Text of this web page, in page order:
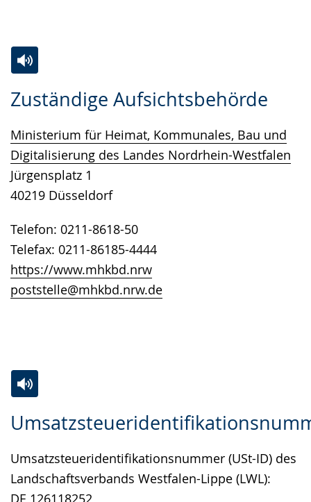
Zuständige Aufsichtsbehörde
Ministerium für Heimat, Kommunales, Bau und
Digitalisierung des Landes Nordrhein-Westfalen
Jürgensplatz 1
40219 Düsseldorf
Telefon: 0211-8618-50
Telefax: 0211-86185-4444
https://www.mhkbd.nrw
poststelle@mhkbd.nrw.de
Leichten
wechseln.
Audio-
Video
Deutscher
Gebärdensprache
wird
angezeigt.
Umsatzsteueridentifikationsnummer (USt-ID) des
Landschaftsverbands Westfalen-Lippe (LWL):
DE 126118252
Leichten
wechseln.
Audio-
Video
Deutscher
Gebärdensprache